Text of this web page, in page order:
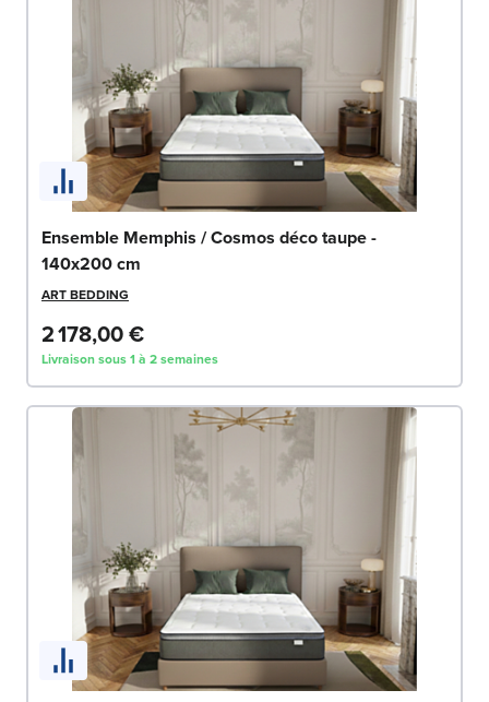
Ensemble Memphis / Cosmos déco taupe -
140x200 cm
ART BEDDING
2 178,00 €
Livraison sous 1 à 2 semaines